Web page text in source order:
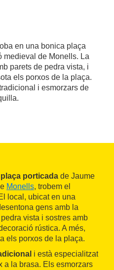
en una bonica plaça
medieval de Monells. La
parets de pedra vista, i
els porxos de la plaça.
i esmorzars de
plaça porticada de Jaume
Monells, trobem el
local, ubicat en una
gens amb la
vista i sostres amb
rústica. A més,
els porxos de la plaça.
i està especialitzat
a la brasa. Els esmorzars